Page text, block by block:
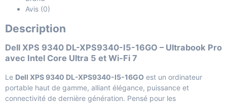
Avis (0)
Description
Dell XPS 9340 DL-XPS9340-I5-16GO – Ultrabook Pro
avec Intel Core Ultra 5 et Wi-Fi 7
Le Dell XPS 9340 DL-XPS9340-I5-16GO est un ordinateur
portable haut de gamme, alliant élégance, puissance et
connectivité de dernière génération. Pensé pour les